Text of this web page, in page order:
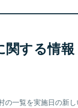
関する情報
一覧を実施日の新し